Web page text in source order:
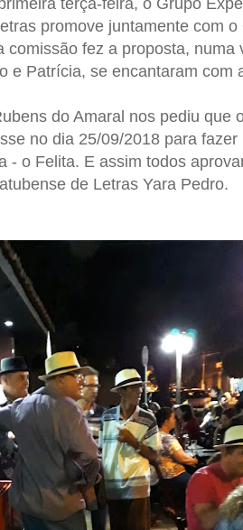
terça-feira, o Grupo
promove juntamente com
comissão fez a proposta, numa
e Patrícia, se encantaram com
do Amaral nos pediu que
no dia 25/09/2018 para fazer
- o Felita. E assim todos
de Letras Yara Pedro.